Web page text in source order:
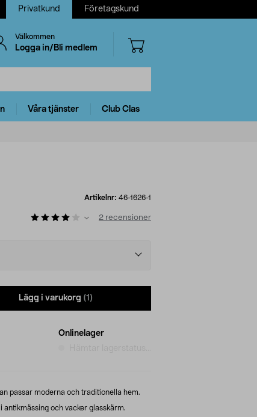
Privatkund Företagskund
Välkommen
Logga in/Bli medlem
Våra tjänster Club Clas
Artikelnr: 46-1626-1
2 recensioner
Lägg i varukorg (1)
Onlinelager
passar moderna och traditionella hem.
antikmässing och vacker glasskärm.